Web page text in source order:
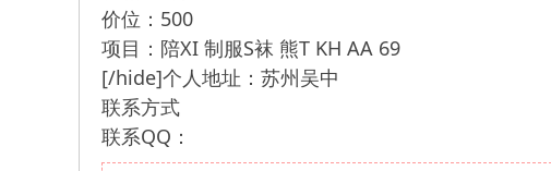
价位：500
项目：陪XI 制服S袜 熊T KH AA 69
[/hide]个人地址：苏州吴中
联系方式
联系QQ：